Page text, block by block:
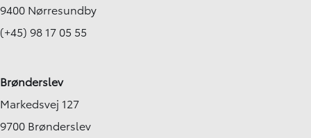
9400 Nørresundby
(+45) 98 17 05 55
Brønderslev
Markedsvej 127
9700 Brønderslev